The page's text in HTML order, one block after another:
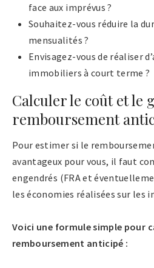
face aux imprévus ?
Souhaitez-vous réduire la
mensualités ?
Envisagez-vous de réaliser
immobiliers à court terme ?
Calculer le coût et le
remboursement
Pour estimer si le
avantageux pour vous, il faut
engendrés (FRA et
les économies réalisées sur les
Voici une formule simple pour
remboursement anticipé :